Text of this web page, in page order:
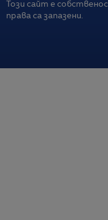
Този сайт е
права са запазени.